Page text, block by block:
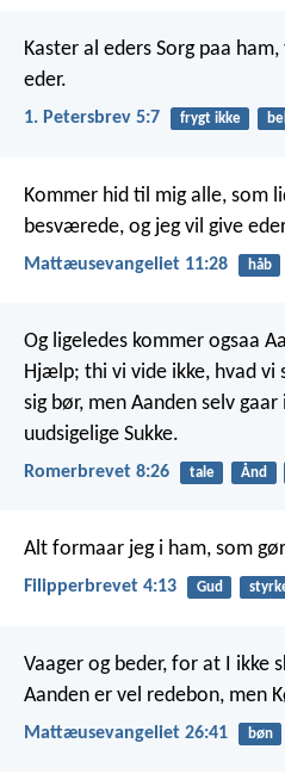
Kaster al eders Sorg paa
eder.
1. Petersbrev 5:7 frygt ikke
Kommer hid til mig alle, som
besværede, og jeg vil give
Mattæusevangeliet 11:28 håb
Og ligeledes kommer ogsaa
Hjælp; thi vi vide ikke, hvad vi
sig bør, men Aanden selv
uudsigelige Sukke.
Romerbrevet 8:26 tale Ånd
Alt formaar jeg i ham, som
Filipperbrevet 4:13 Gud
Vaager og beder, for at I ikke
Aanden er vel redebon, men
Mattæusevangeliet 26:41 bøn